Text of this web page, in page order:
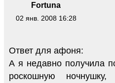
Fortuna
02 янв. 2008 16:28
Ответ для афоня:
А я недавно получила
роскошную